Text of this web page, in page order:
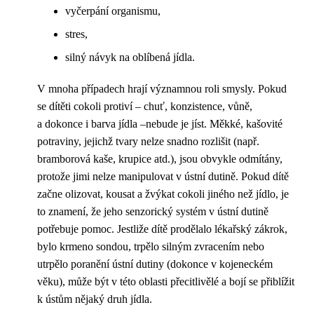
vyčerpání organismu,
stres,
silný návyk na oblíbená jídla.
V mnoha případech hrají významnou roli smysly. Pokud
se dítěti cokoli protiví – chuť, konzistence, vůně,
a dokonce i barva jídla –nebude je jíst. Měkké, kašovité
potraviny, jejichž tvary nelze snadno rozlišit (např.
bramborová kaše, krupice atd.), jsou obvykle odmítány,
protože jimi nelze manipulovat v ústní dutině. Pokud dítě
začne olizovat, kousat a žvýkat cokoli jiného než jídlo, je
to znamení, že jeho senzorický systém v ústní dutině
potřebuje pomoc. Jestliže dítě prodělalo lékařský zákrok,
bylo krmeno sondou, trpělo silným zvracením nebo
utrpělo poranění ústní dutiny (dokonce v kojeneckém
věku), může být v této oblasti přecitlivělé a bojí se přiblížit
k ústům nějaký druh jídla.